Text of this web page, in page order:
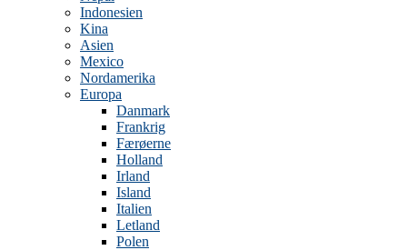
Indonesien
Kina
Asien
Mexico
Nordamerika
Europa
Danmark
Frankrig
Færøerne
Holland
Irland
Island
Italien
Letland
Polen